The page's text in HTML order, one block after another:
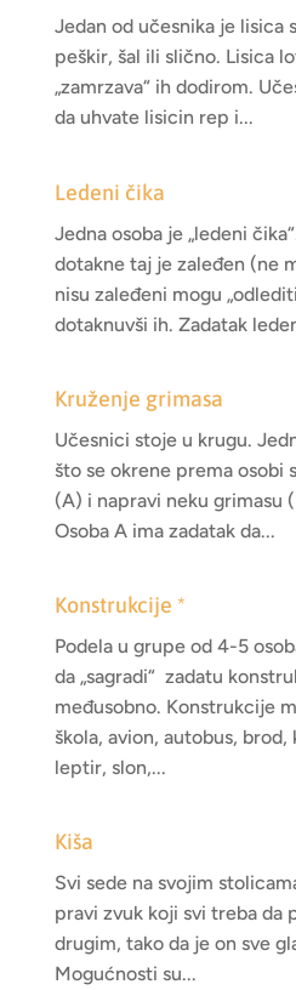
Jedan od učesnika je lisica
peškir, šal ili slično. Lisica
„zamrzava“ ih dodirom.
da uhvate lisicin rep i...
Ledeni čika
Jedna osoba je „ledeni
dotakne taj je zaleđen (ne
nisu zaleđeni mogu
dotaknuvši ih. Zadatak
Kruženje grimasa
Učesnici stoje u krugu.
što se okrene prema osobi
(A) i napravi neku grimasu
Osoba A ima zadatak da...
Konstrukcije *
Podela u grupe od 4-5
da „sagradi“ zadatu
međusobno. Konstrukcije
škola, avion, autobus,
leptir, slon,...
Kiša
Svi sede na svojim
pravi zvuk koji svi treba da
drugim, tako da je on sve
Mogućnosti su...